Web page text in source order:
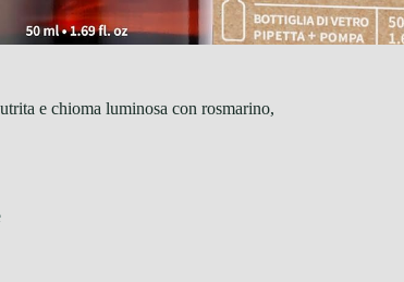
e chioma luminosa con rosmarino,